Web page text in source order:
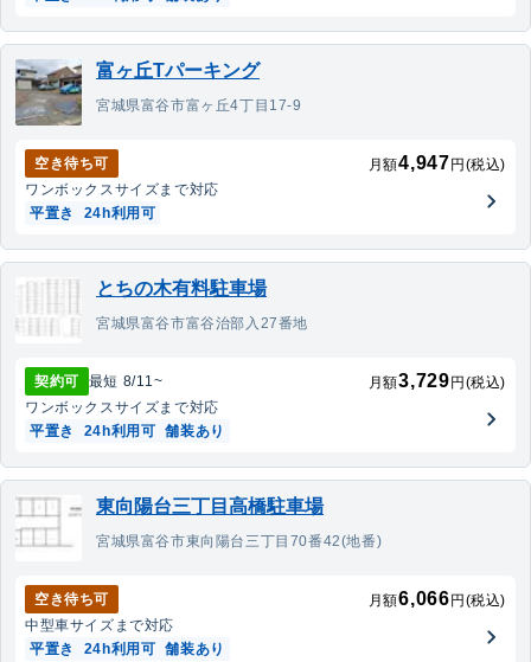
富ヶ丘Tパーキング
宮城県富谷市富ヶ丘4丁目17-9
空き待ち可 月額4,947 円(税込)
ワンボックスサイズまで対応
平置き
24h利用可
とちの木有料駐車場
宮城県富谷市富谷治部入27番地
契約可 最短 8/11~ 月額3,729 円(税込)
ワンボックスサイズまで対応
平置き
24h利用可 舗装あり
東向陽台三丁目高橋駐車場
宮城県富谷市東向陽台三丁目70番42(地番)
空き待ち可 月額6,066 円(税込)
中型車サイズまで対応
平置き
24h利用可 舗装あり